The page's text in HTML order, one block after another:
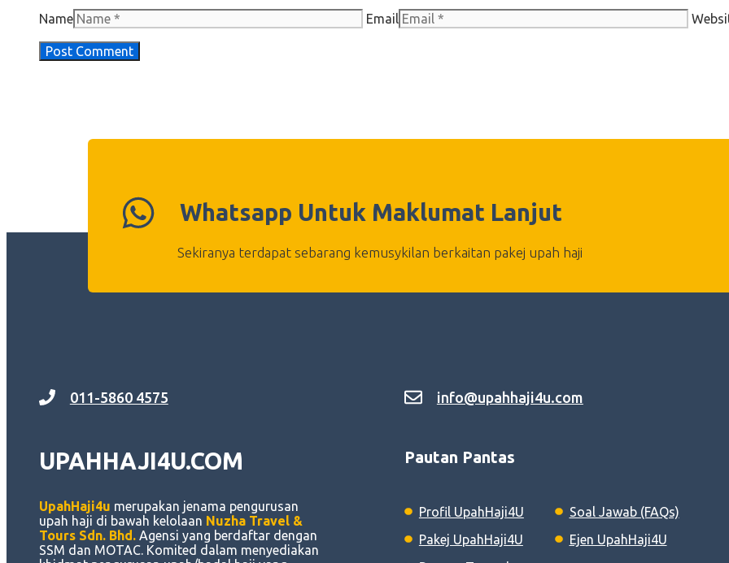
Name Email
Whatsapp Untuk Maklumat Lanjut
Sekiranya terdapat sebarang kemusykilan berkaitan pakej upah haji
011-5860 4575 info@upahhaji4u.com
UPAHHAJI4U.COM
UpahHaji4u merupakan jenama pengurusan
upah haji di bawah kelolaan Nuzha Travel &
Tours Sdn. Bhd. Agensi yang berdaftar dengan
SSM dan MOTAC. Komited dalam menyediakan
Pautan Pantas
Profil UpahHaji4U
Pakej UpahHaji4U
Soal Jawab (FAQs)
Ejen UpahHaji4U